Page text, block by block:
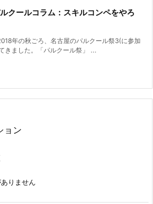
クールコラム：スキルコンペをやろ
年の秋ごろ、名古屋のパルクール祭3(に参加
きました。「パルクール祭」 ...
ョン
りません